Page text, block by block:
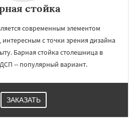
стойка
современным элементом
интересным с точки зрения дизайна
Барная стойка столешница в
-- популярный вариант.
ЗАКАЗАТЬ